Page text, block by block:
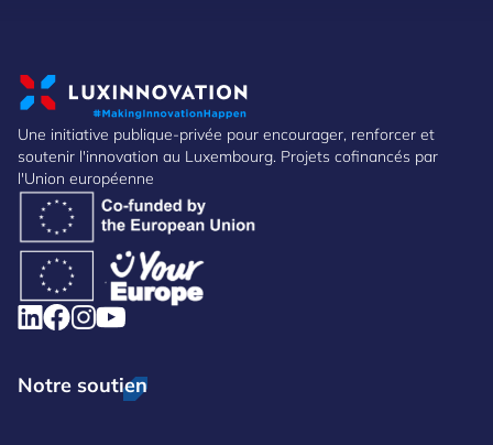
Une initiative publique-privée pour encourager, renforcer et
soutenir l'innovation au Luxembourg. Projets cofinancés par
l'Union européenne
Notre soutien